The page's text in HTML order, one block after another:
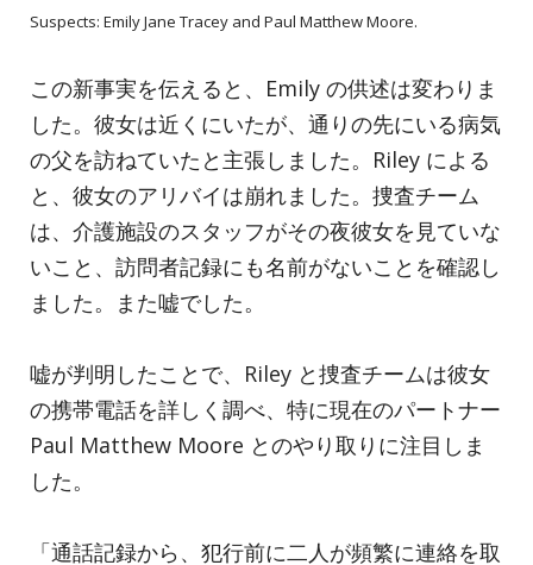
Suspects: Emily Jane Tracey and Paul Matthew Moore.
この新事実を伝えると、Emily の供述は変わりま
した。彼女は近くにいたが、通りの先にいる病気
の父を訪ねていたと主張しました。Riley による
と、彼女のアリバイは崩れました。捜査チーム
は、介護施設のスタッフがその夜彼女を見ていな
いこと、訪問者記録にも名前がないことを確認し
ました。また嘘でした。
嘘が判明したことで、Riley と捜査チームは彼女
の携帯電話を詳しく調べ、特に現在のパートナー
Paul Matthew Moore とのやり取りに注目しま
した。
「通話記録から、犯行前に二人が頻繁に連絡を取